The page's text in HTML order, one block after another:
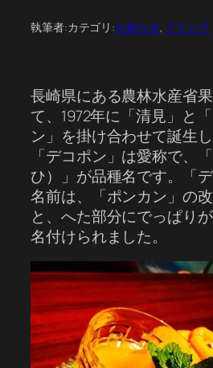
執筆者:カテゴリ:お知らせ, ドリンク
長崎県にある農林水産省
て、1972年に「清見」と
ン」を掛け合わせて誕生し
「デコポン」は愛称で、
ひ）」が品種名です。「
名前は、「ポンカン」の
と、へた部分にでっぱり
名付けられました。